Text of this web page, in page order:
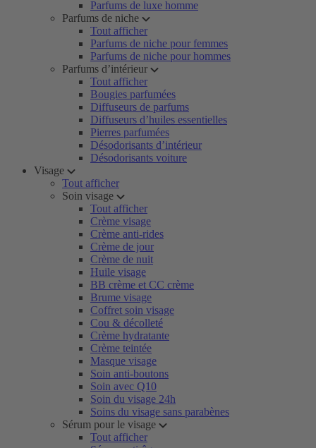
Parfums de luxe homme
Parfums de niche
Tout afficher
Parfums de niche pour femmes
Parfums de niche pour hommes
Parfums d’intérieur
Tout afficher
Bougies parfumées
Diffuseurs de parfums
Diffuseurs d’huiles essentielles
Pierres parfumées
Désodorisants d’intérieur
Désodorisants voiture
Visage
Tout afficher
Soin visage
Tout afficher
Crème visage
Crème anti-rides
Crème de jour
Crème de nuit
Huile visage
BB crème et CC crème
Brume visage
Coffret soin visage
Cou & décolleté
Crème hydratante
Crème teintée
Masque visage
Soin anti-boutons
Soin avec Q10
Soin du visage 24h
Soins du visage sans parabènes
Sérum pour le visage
Tout afficher